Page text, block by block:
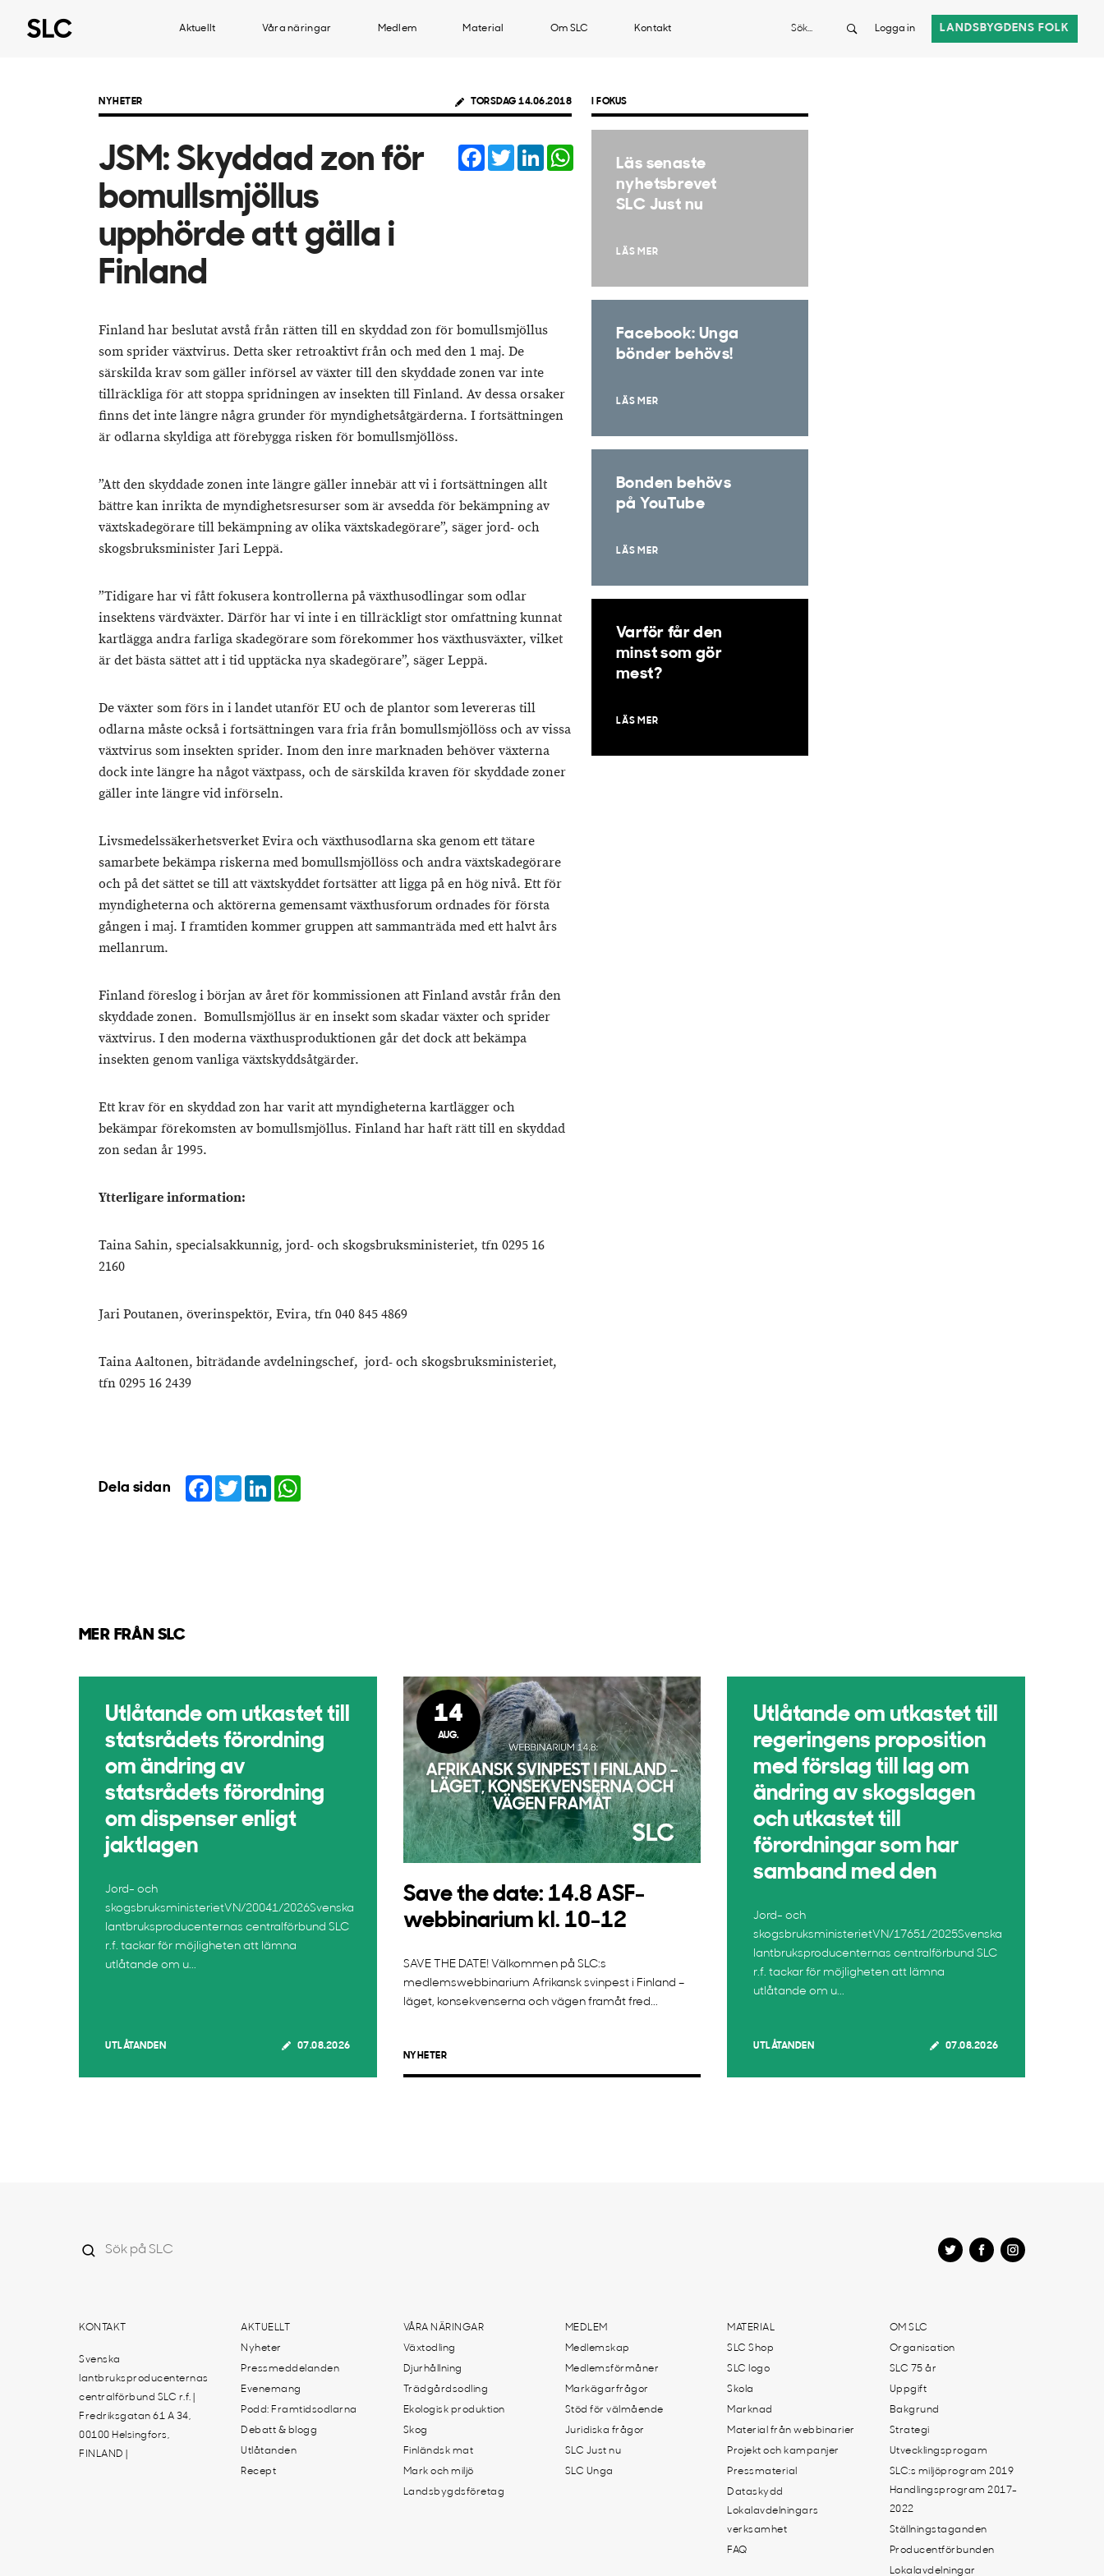
Aktuellt Våra näringar Medlem Material Om SLC Kontakt Sök Logga in LANDSBYGDENS FOLK
NYHETER TORSDAG 14.06.2018
JSM: Skyddad zon för
bomullsmjöllus
upphörde att gälla i
Finland
Facebook
TwitterLinkedIn
Finland har beslutat avstå från rätten till en skyddad zon för bomullsmjöllus
som sprider växtvirus. Detta sker retroaktivt från och med den 1 maj. De
särskilda krav som gäller införsel av växter till den skyddade zonen var inte
tillräckliga för att stoppa spridningen av insekten till Finland. Av dessa orsaker
finns det inte längre några grunder för myndighetsåtgärderna. I fortsättningen
är odlarna skyldiga att förebygga risken för bomullsmjöllöss.
”Att den skyddade zonen inte längre gäller innebär att vi i fortsättningen allt
bättre kan inrikta de myndighetsresurser som är avsedda för bekämpning av
växtskadegörare till bekämpning av olika växtskadegörare”, säger jord- och
skogsbruksminister Jari Leppä.
”Tidigare har vi fått fokusera kontrollerna på växthusodlingar som odlar
insektens värdväxter. Därför har vi inte i en tillräckligt stor omfattning kunnat
kartlägga andra farliga skadegörare som förekommer hos växthusväxter, vilket
är det bästa sättet att i tid upptäcka nya skadegörare”, säger Leppä.
De växter som förs in i landet utanför EU och de plantor som levereras till
odlarna måste också i fortsättningen vara fria från bomullsmjöllöss och av vissa
växtvirus som insekten sprider. Inom den inre marknaden behöver växterna
dock inte längre ha något växtpass, och de särskilda kraven för skyddade zoner
gäller inte längre vid införseln.
Livsmedelssäkerhetsverket Evira och växthusodlarna ska genom ett tätare
samarbete bekämpa riskerna med bomullsmjöllöss och andra växtskadegörare
och på det sättet se till att växtskyddet fortsätter att ligga på en hög nivå. Ett för
myndigheterna och aktörerna gemensamt växthusforum ordnades för första
gången i maj. I framtiden kommer gruppen att sammanträda med ett halvt års
mellanrum.
Finland föreslog i början av året för kommissionen att Finland avstår från den
skyddade zonen. Bomullsmjöllus är en insekt som skadar växter och sprider
växtvirus. I den moderna växthusproduktionen går det dock att bekämpa
insekten genom vanliga växtskyddsåtgärder.
Ett krav för en skyddad zon har varit att myndigheterna kartlägger och
bekämpar förekomsten av bomullsmjöllus. Finland har haft rätt till en skyddad
zon sedan år 1995.
Ytterligare information:
Taina Sahin, specialsakkunnig, jord- och skogsbruksministeriet, tfn 0295 16
2160
Jari Poutanen, överinspektör, Evira, tfn 040 845 4869
Taina Aaltonen, biträdande avdelningschef, jord- och skogsbruksministeriet,
tfn 0295 16 2439
Dela sidan Facebook
TwitterLinkedIn
I FOKUS
Läs senaste
nyhetsbrevet
SLC Just nu
LÄS MER
Facebook: Unga
bönder behövs!
LÄS MER
Bonden behövs
på YouTube
LÄS MER
Varför får den
minst som gör
mest?
LÄS MER
MER FRÅN SLC
Utlåtande om utkastet till
statsrådets förordning
om ändring av
statsrådets förordning
om dispenser enligt
jaktlagen
Jord- och
skogsbruksministerietVN/20041/2026Svenska
lantbruksproducenternas centralförbund SLC
r.f. tackar för möjligheten att lämna
utlåtande om u...
UTLÅTANDEN 07.08.2026
14
AUG.
Save the date: 14.8 ASF-
webbinarium kl. 10-12
SAVE THE DATE! Välkommen på SLC:s
medlemswebbinarium Afrikansk svinpest i Finland –
läget, konsekvenserna och vägen framåt fred...
NYHETER
Utlåtande om utkastet till
regeringens proposition
med förslag till lag om
ändring av skogslagen
och utkastet till
förordningar som har
samband med den
Jord- och
skogsbruksministerietVN/17651/2025Svenska
lantbruksproducenternas centralförbund SLC
r.f. tackar för möjligheten att lämna
utlåtande om u...
UTLÅTANDEN 07.08.2026
KONTAKT
Svenska
lantbruksproducenternas
centralförbund SLC r.f. |
Fredriksgatan 61 A 34,
00100 Helsingfors,
FINLAND |
AKTUELLT
Nyheter
Pressmeddelanden
Evenemang
Podd: Framtidsodlarna
Debatt & blogg
Utlåtanden
Recept
VÅRA NÄRINGAR
Växtodling
Djurhållning
Trädgårdsodling
Ekologisk produktion
Skog
Finländsk mat
Mark och miljö
Landsbygdsföretag
MEDLEM
Medlemskap
Medlemsförmåner
Markägarfrågor
Stöd för välmående
Juridiska frågor
SLC Just nu
SLC Unga
MATERIAL
SLC Shop
SLC logo
Skola
Marknad
Material från webbinarier
Projekt och kampanjer
Pressmaterial
Dataskydd
Lokalavdelningars
verksamhet
FAQ
OM SLC
Organisation
SLC 75 år
Uppgift
Bakgrund
Strategi
Utvecklingsprogam
SLC:s miljöprogram 2019
Handlingsprogram 2017-
2022
Ställningstaganden
Producentförbunden
Lokalavdelningar